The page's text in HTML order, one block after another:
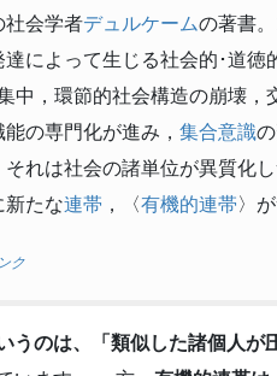
社会学者デュルケームの著書
達によって生じる社会的･道
中，環節的社会構造の崩壊
能の専門化が進み， 集合意識
それは社会の諸単位が異質化
新たな連帯 ，〈有機的連帯〉
ク
うのは、「類似した諸個人